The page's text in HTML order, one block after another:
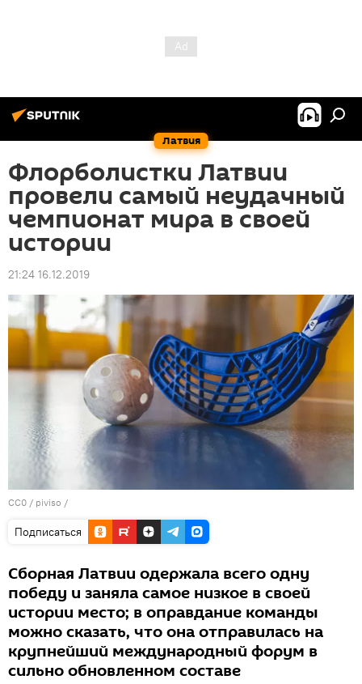
Латвия
Флорболистки Латвии
провели самый неудачный
чемпионат мира в своей
истории
21:24 16.12.2019
CC0 / piviso /
Подписаться
Сборная Латвии одержала всего одну
победу и заняла самое низкое в своей
истории место; в оправдание команды
можно сказать, что она отправилась на
крупнейший международный форум в
сильно обновленном составе